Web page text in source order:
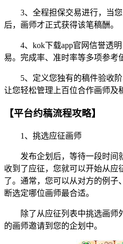
3、全程担保交易进行，当您
后，画师才正式获得该笔稿酬。
4、kok下载app官网信誉透明
易。完成率、准时率等多项参考
5、定义您独有的稿件验收阶
让您轻松管理上百位合作画师及
【平台约稿流程攻略】
1、挑选应征画师
发布企划后，等待一段时间
收到了应征，您就可以开始从应
了。通常，您可以从对方的例子
断选定哪位画师最合适。
除了从应征列表中挑选画师
的画师邀请到您的企划中。